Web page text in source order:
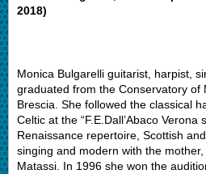
2018)
Monica Bulgarelli guitarist, harpist,
graduated from the Conservatory of
Brescia. She followed the classical
Celtic at the “F.E.Dall’Abaco Verona
Renaissance repertoire, Scottish
singing and modern with the
Matassi. In 1996 she won the